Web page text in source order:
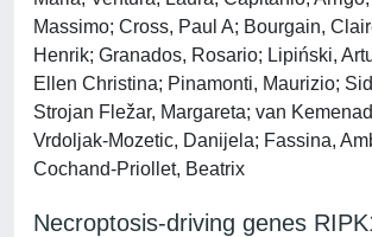
Massimo; Cross, Paul A; Bourgain,
Henrik; Granados, Rosario; Lipiński,
Ellen Christina; Pinamonti, Maurizio;
Strojan Fležar, Margareta; van
Vrdoljak-Mozetic, Danijela; Fassina,
Cochand-Priollet, Beatrix
Necroptosis-driving genes